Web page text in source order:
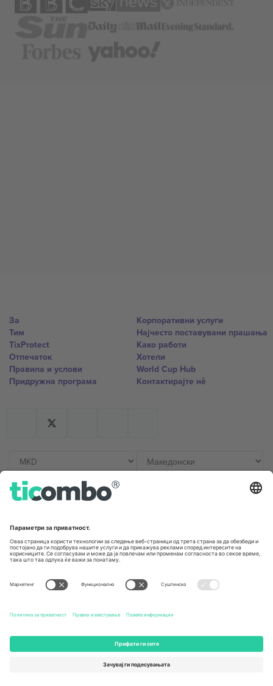
За
Тим
TixProtect
Отпечаток
Правила и услови
Придружна програма
Корпоративни услуги
Најчесто поставувани прашања
Како работи
Хотели
World Cup Hub
Контактирајте нѐ
Канцеларии и поддршка
Germany
Unter den Linden 24, 10117
Berlin, Germany
167 City Road, London, Greater
131 Continental Dr, Suite 305,
Dorfstrasse 52a, 6390
United Arab Emirates